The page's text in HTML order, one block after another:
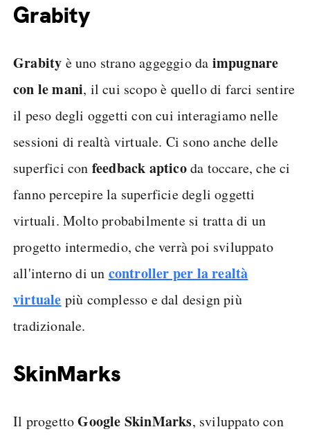
Grabity
Grabity è uno strano aggeggio da impugnare
con le mani, il cui scopo è quello di farci sentire
il peso degli oggetti con cui interagiamo nelle
sessioni di realtà virtuale. Ci sono anche delle
superfici con feedback apticoda toccare, che ci
fanno percepire la superficie degli oggetti
virtuali. Molto probabilmente si tratta di un
progetto intermedio, che verrà poi sviluppato
all'interno di un controller per la realtà
virtuale più complesso e dal design più
tradizionale.
SkinMarks
Il progettoGoogle SkinMarks, sviluppato con